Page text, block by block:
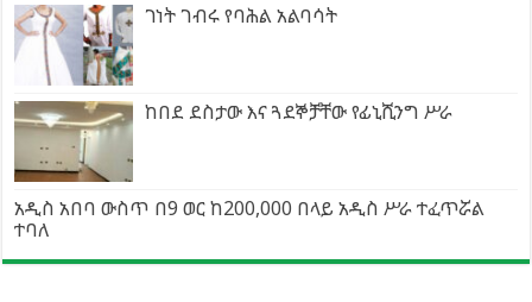
ገነት ገብሩ የባሕል አልባሳት
ከበደ ደስታው እና ጓደኞቻቸው የፊኒሺንግ ሥራ
አዲስ አበባ ውስጥ በ9 ወር ከ200,000 በላይ አዲስ ሥራ ተፈጥሯል
ተባለ